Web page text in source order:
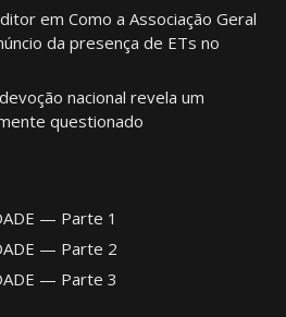
em Como a Associação Geral
da presença de ETs no
nacional revela um
questionado
— Parte 1
— Parte 2
— Parte 3